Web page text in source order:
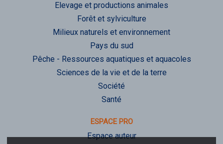
Elevage et productions animales
Forêt et sylviculture
Milieux naturels et environnement
Pays du sud
Pêche - Ressources aquatiques et aquacoles
Sciences de la vie et de la terre
Société
Santé
ESPACE PRO
Espace auteur